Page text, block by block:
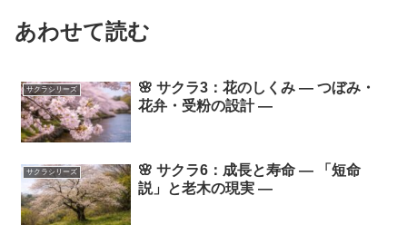
あわせて読む
サクラシリーズ
🌸 サクラ3：花のしくみ ― つぼみ・
花弁・受粉の設計 ―
サクラシリーズ
🌸 サクラ6：成長と寿命 ― 「短命
説」と老木の現実 ―